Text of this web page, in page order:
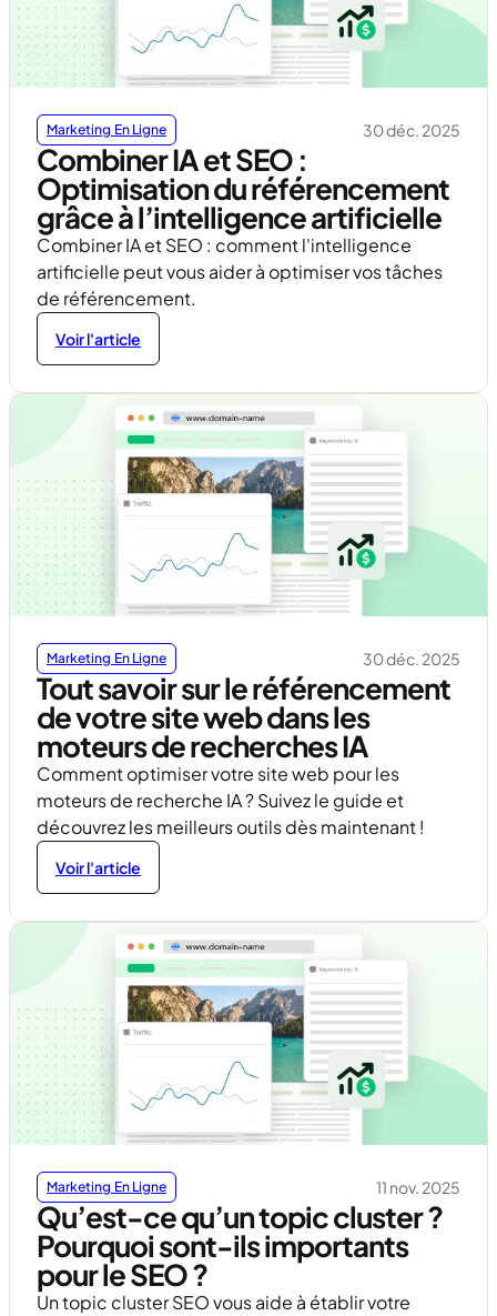
Marketing En Ligne 30 déc. 2025
Combiner IA et SEO :
Optimisation du référencement
grâce à l’intelligence artificielle
Combiner IA et SEO : comment l'intelligence
artificielle peut vous aider à optimiser vos tâches
de référencement.
Voir l'article
Marketing En Ligne 30 déc. 2025
Tout savoir sur le référencement
de votre site web dans les
moteurs de recherches IA
Comment optimiser votre site web pour les
moteurs de recherche IA ? Suivez le guide et
découvrez les meilleurs outils dès maintenant !
Voir l'article
Marketing En Ligne 11 nov. 2025
Qu’est-ce qu’un topic cluster ?
Pourquoi sont-ils importants
pour le SEO ?
Un topic cluster SEO vous aide à établir votre